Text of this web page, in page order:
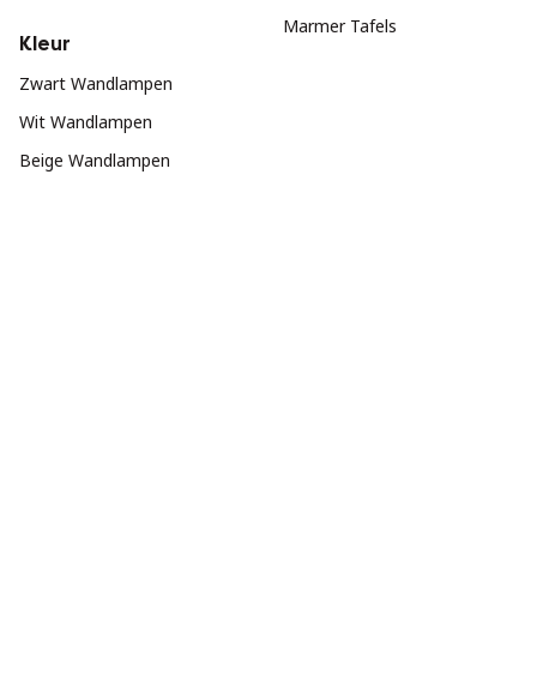
Kleur
Zwart Wandlampen
Wit Wandlampen
Beige Wandlampen
Marmer Tafels